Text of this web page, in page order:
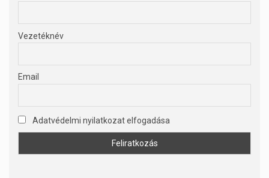
Vezetéknév
Email
Adatvédelmi nyilatkozat elfogadása